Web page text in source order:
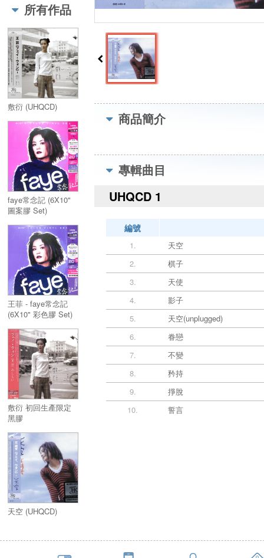
所有作品
敷衍 (UHQCD)
faye常念記 (6X10"
圖案膠 Set)
王菲 - faye常念記
(6X10" 彩色膠 Set)
敷衍 初回生產限定
黑膠
天空 (UHQCD)
商品簡介
專輯曲目
UHQCD 1
編號
1.
天空
2.
棋子
3.
天使
4.
影子
5.
天空(unplugged)
6.
眷戀
7.
不變
8.
矜持
9.
掙脫
10.
誓言